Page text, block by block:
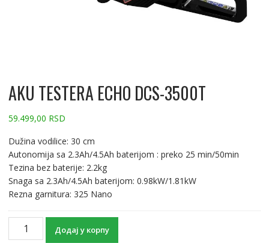
AKU TESTERA ECHO DCS-3500T
59.499,00 RSD
Dužina vodilice: 30 cm
Autonomija sa 2.3Ah/4.5Ah baterijom : preko 25 min/50min
Tezina bez baterije: 2.2kg
Snaga sa 2.3Ah/4.5Ah baterijom: 0.98kW/1.81kW
Rezna garnitura: 325 Nano
Додај у корпу